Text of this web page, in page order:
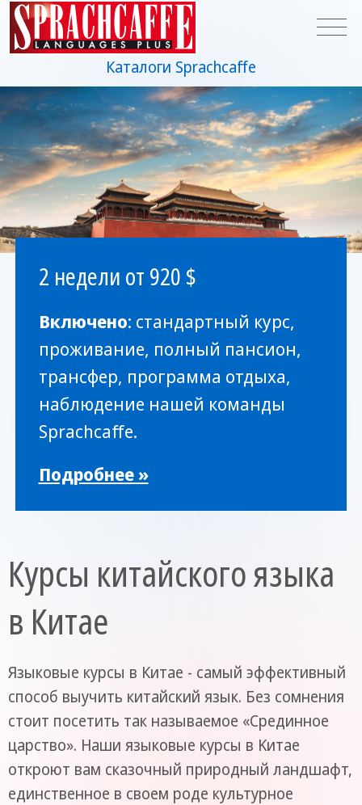
Каталоги Sprachcaffe
2 недели от 920 $
Включено: стандартный курс,
проживание, полный пансион,
трансфер, программа отдыха,
наблюдение нашей команды
Sprachcaffe.
Подробнее »
Курсы китайского языка
в Китае
Языковые курсы в Китае - самый эффективный
способ выучить китайский язык. Без сомнения
стоит посетить так называемое «Срединное
царство». Наши языковые курсы в Kитае
откроют вам сказочный природный ландшафт,
единственное в своем роде культурное